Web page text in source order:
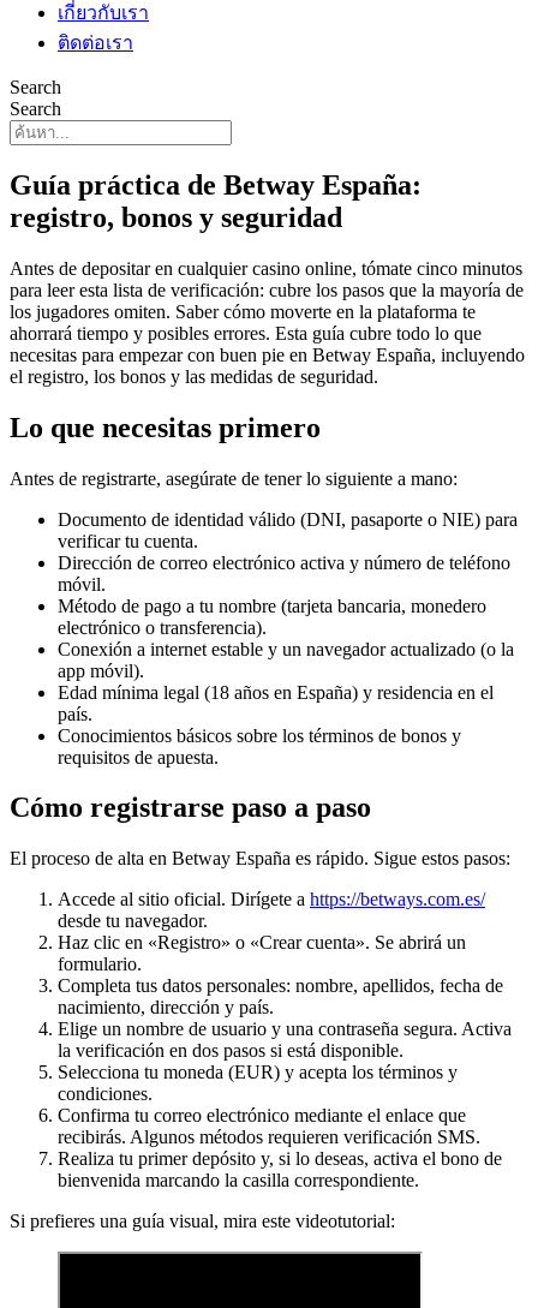
เกี่ยวกับเรา
ติดต่อเรา
Search
Search
Guía práctica de Betway España:
registro, bonos y seguridad
Antes de depositar en cualquier casino online, tómate cinco minutos
para leer esta lista de verificación: cubre los pasos que la mayoría de
los jugadores omiten. Saber cómo moverte en la plataforma te
ahorrará tiempo y posibles errores. Esta guía cubre todo lo que
necesitas para empezar con buen pie en Betway España, incluyendo
el registro, los bonos y las medidas de seguridad.
Lo que necesitas primero
Antes de registrarte, asegúrate de tener lo siguiente a mano:
Documento de identidad válido (DNI, pasaporte o NIE) para
verificar tu cuenta.
Dirección de correo electrónico activa y número de teléfono
móvil.
Método de pago a tu nombre (tarjeta bancaria, monedero
electrónico o transferencia).
Conexión a internet estable y un navegador actualizado (o la
app móvil).
Edad mínima legal (18 años en España) y residencia en el
país.
Conocimientos básicos sobre los términos de bonos y
requisitos de apuesta.
Cómo registrarse paso a paso
El proceso de alta en Betway España es rápido. Sigue estos pasos:
Accede al sitio oficial. Dirígete a https://betways.com.es/
desde tu navegador.
Haz clic en «Registro» o «Crear cuenta». Se abrirá un
formulario.
Completa tus datos personales: nombre, apellidos, fecha de
nacimiento, dirección y país.
Elige un nombre de usuario y una contraseña segura. Activa
la verificación en dos pasos si está disponible.
Selecciona tu moneda (EUR) y acepta los términos y
condiciones.
Confirma tu correo electrónico mediante el enlace que
recibirás. Algunos métodos requieren verificación SMS.
Realiza tu primer depósito y, si lo deseas, activa el bono de
bienvenida marcando la casilla correspondiente.
Si prefieres una guía visual, mira este videotutorial: